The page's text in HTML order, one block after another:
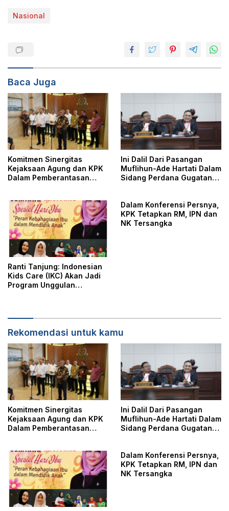
Nasional
Baca Juga
Komitmen Sinergitas
Kejaksaan Agung dan KPK
Dalam Pemberantasan
Ini Dalil Dari Pasangan
Muflihun-Ade Hartati Dalam
Sidang Perdana Gugatan
Ranti Tanjung: Indonesian
Kids Care (IKC) Akan Jadi
Program Unggulan
Dalam Konferensi Persnya,
KPK Tetapkan RM, IPN dan
NK Tersangka
Rekomendasi untuk kamu
Komitmen Sinergitas
Kejaksaan Agung dan KPK
Dalam Pemberantasan
Ini Dalil Dari Pasangan
Muflihun-Ade Hartati Dalam
Sidang Perdana Gugatan
Dalam Konferensi Persnya,
KPK Tetapkan RM, IPN dan
NK Tersangka